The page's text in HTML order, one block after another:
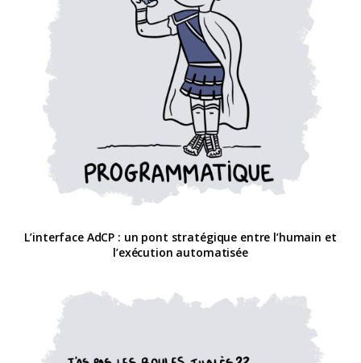
L’interface AdCP : un pont stratégique entre l’humain et
l’exécution automatisée